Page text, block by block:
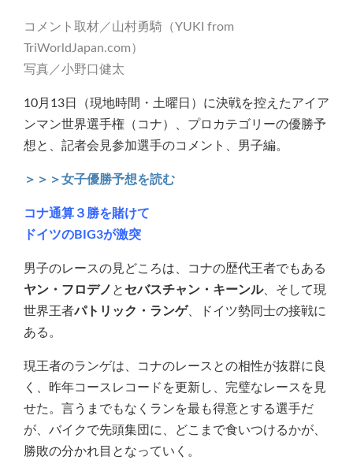
コメント取材／山村勇騎（YUKI from
TriWorldJapan.com）
写真／小野口健太
10月13日（現地時間・土曜日）に決戦を控えたアイア
ンマン世界選手権（コナ）、プロカテゴリーの優勝予
想と、記者会見参加選手のコメント、男子編。
＞＞＞女子優勝予想を読む
コナ通算３勝を賭けて
ドイツのBIG3が激突
男子のレースの見どころは、コナの歴代王者でもある
ヤン・フロデノ と セバスチャン・キーンル、そして現
世界王者パトリック・ランゲ、ドイツ勢同士の接戦に
ある。
現王者のランゲは、コナのレースとの相性が抜群に良
く、昨年コースレコードを更新し、完璧なレースを見
せた。言うまでもなくランを最も得意とする選手だ
が、バイクで先頭集団に、どこまで食いつけるかが、
勝敗の分かれ目となっていく。